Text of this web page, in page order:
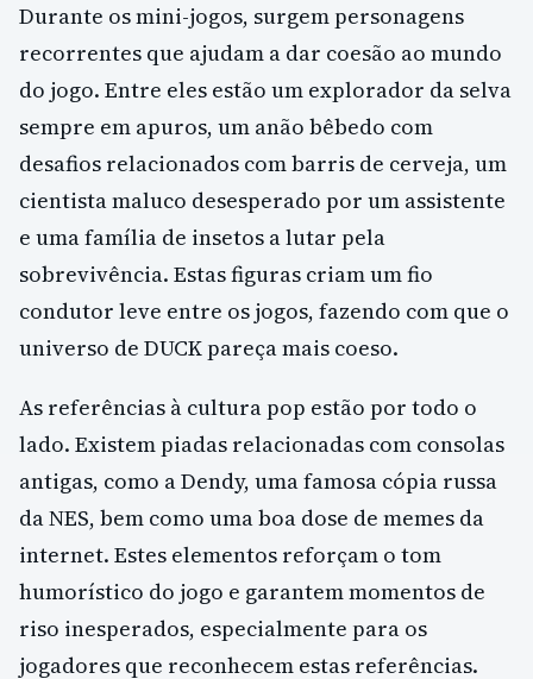
Durante os mini-jogos, surgem personagens
recorrentes que ajudam a dar coesão ao mundo
do jogo. Entre eles estão um explorador da selva
sempre em apuros, um anão bêbedo com
desafios relacionados com barris de cerveja, um
cientista maluco desesperado por um assistente
e uma família de insetos a lutar pela
sobrevivência. Estas figuras criam um fio
condutor leve entre os jogos, fazendo com que o
universo de DUCK pareça mais coeso.
As referências à cultura pop estão por todo o
lado. Existem piadas relacionadas com consolas
antigas, como a Dendy, uma famosa cópia russa
da NES, bem como uma boa dose de memes da
internet. Estes elementos reforçam o tom
humorístico do jogo e garantem momentos de
riso inesperados, especialmente para os
jogadores que reconhecem estas referências.